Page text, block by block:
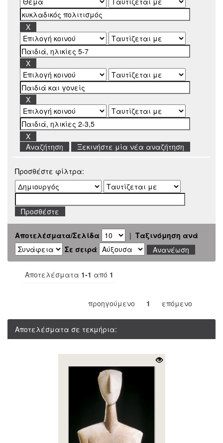
Ξεκινήστε μία νέα αναζήτηση
Προσθέστε φίλτρα:
Αποτελέσματα/Σελίδα | Ταξινόμηση ανά
Σε σειρά
Αποτελέσματα 1-1 από 1
προηγούμενο 1 επόμενο
Αποτελέσματα σε τεκμήρια: